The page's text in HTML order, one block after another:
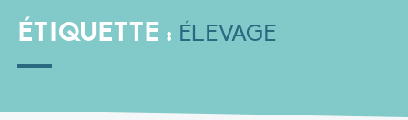
ÉTIQUETTE : ÉLEVAGE